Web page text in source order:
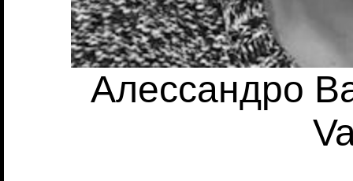
Алессандро